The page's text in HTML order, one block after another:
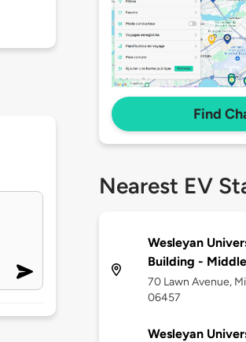
Find
Nearest EV
Wesleyan
Building -
70 Lawn Avenue,
06457
Wesleyan